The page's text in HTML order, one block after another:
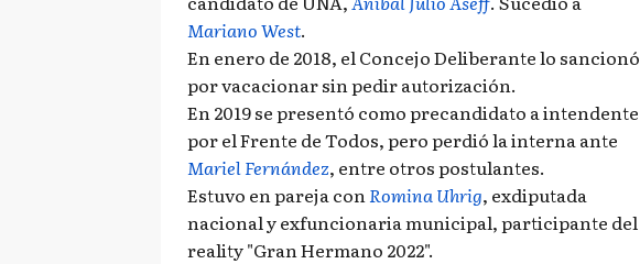
Mariano West.
En enero de 2018, el Concejo Deliberante lo sancionó
por vacacionar sin pedir autorización.
En 2019 se presentó como precandidato a intendente
por el Frente de Todos, pero perdió la interna ante
Mariel Fernández, entre otros postulantes.
Estuvo en pareja conRomina Uhrig, exdiputada
nacional y exfuncionaria municipal, participante del
reality "Gran Hermano 2022".